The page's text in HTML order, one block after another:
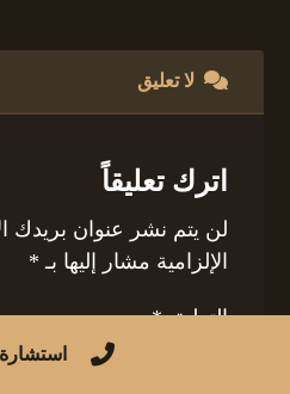
لا تعليق
اترك تعليقاً
لن يتم نشر عنوان بريدك
الإلزامية مشار إليها بـ *
التعليق*